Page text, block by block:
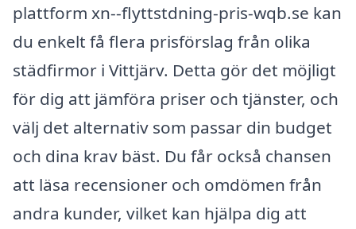
plattform xn--flyttstdning-pris-wqb.se kan
du enkelt få flera prisförslag från olika
städfirmor i Vittjärv. Detta gör det möjligt
för dig att jämföra priser och tjänster, och
välj det alternativ som passar din budget
och dina krav bäst. Du får också chansen
att läsa recensioner och omdömen från
andra kunder, vilket kan hjälpa dig att